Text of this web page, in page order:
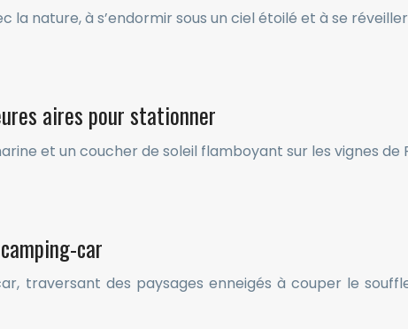
nature, à s’endormir sous un ciel étoilé et à se
aires pour stationner
et un coucher de soleil flamboyant sur les vignes
car
traversant des paysages enneigés à couper le